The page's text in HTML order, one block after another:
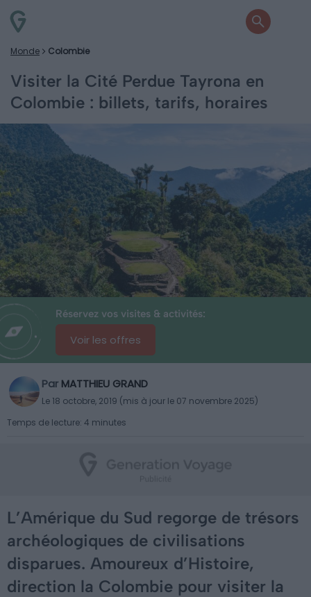
Monde Colombie
Visiter la Cité Perdue Tayrona en
Colombie : billets, tarifs, horaires
Réservez vos visites & activités:
Voir les offres
Par MATTHIEU GRAND
Le 18 octobre, 2019 (mis à jour le 07 novembre 2025)
Temps de lecture: 4 minutes
L’Amérique du Sud regorge de trésors
archéologiques de civilisations
disparues. Amoureux d’Histoire,
direction la Colombie pour visiter la